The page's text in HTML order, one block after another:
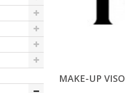
MAKE-UP VISO